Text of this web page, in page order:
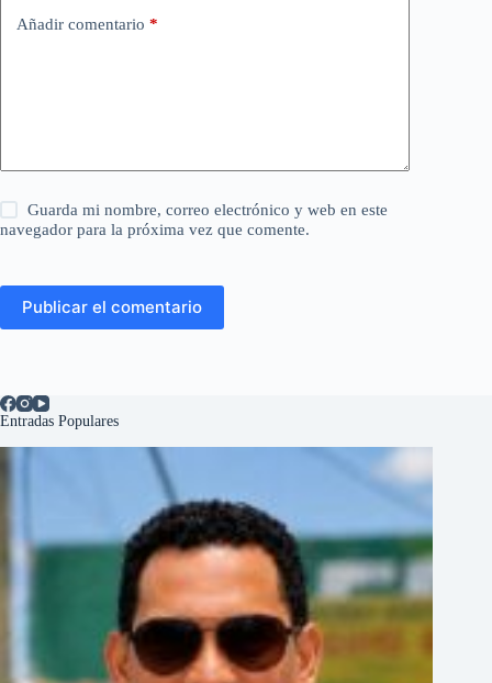
Añadir comentario *
Guarda mi nombre, correo electrónico y web en este
navegador para la próxima vez que comente.
Publicar el comentario
Entradas Populares